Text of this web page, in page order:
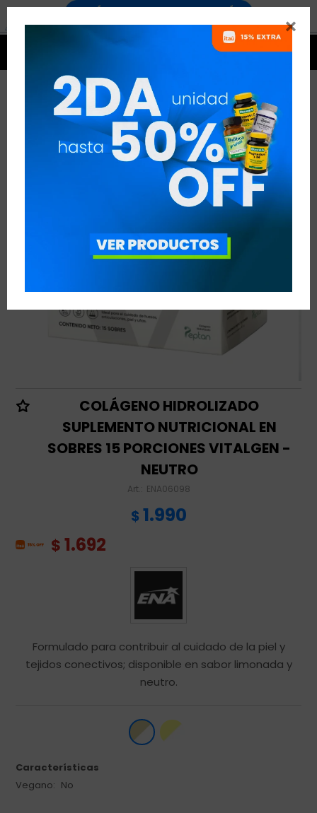

COLÁGENO HIDROLIZADO
SUPLEMENTO NUTRICIONAL EN
SOBRES 15 PORCIONES VITALGEN -
NEUTRO
ENA06098
$ 1.990
$ 1.692
Formulado para contribuir al cuidado de la piel y
tejidos conectivos; disponible en sabor limonada y
neutro.
Características
Vegano
No